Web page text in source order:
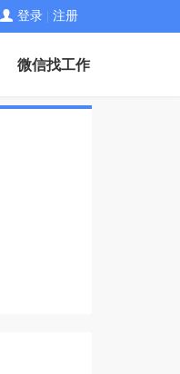
登录 注册
微信找工作